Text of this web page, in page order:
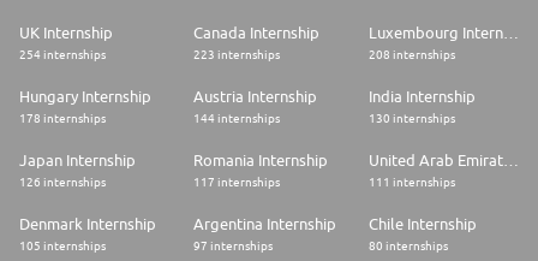
UK Internship
254 internships
Canada Internship
223 internships
Luxembourg Internship
208 internships
Hungary Internship
178 internships
Austria Internship
144 internships
India Internship
130 internships
Japan Internship
126 internships
Romania Internship
117 internships
United Arab Emirates Internship
111 internships
Denmark Internship
105 internships
Argentina Internship
97 internships
Chile Internship
80 internships